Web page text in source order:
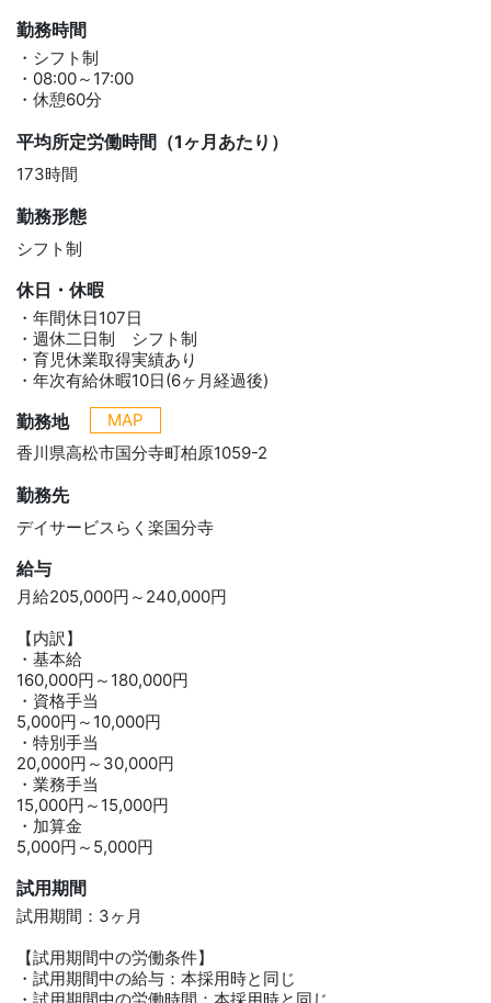
勤務時間
・シフト制
・08:00～17:00
・休憩60分
平均所定労働時間（1ヶ月あたり）
173時間
勤務形態
シフト制
休日・休暇
・年間休日107日
・週休二日制 シフト制
・育児休業取得実績あり
・年次有給休暇10日(6ヶ月経過後)
勤務地
MAP
香川県高松市国分寺町柏原1059-2
勤務先
デイサービスらく楽国分寺
給与
月給205,000円～240,000円
【内訳】
・基本給
160,000円～180,000円
・資格手当
5,000円～10,000円
・特別手当
20,000円～30,000円
・業務手当
15,000円～15,000円
・加算金
5,000円～5,000円
試用期間
試用期間：3ヶ月
【試用期間中の労働条件】
・試用期間中の給与：本採用時と同じ